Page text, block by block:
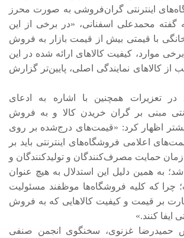
اینترنتی گران‌فروشی به صورت محرز
محمدعلی اسفنانی، «در برخی از این
با قیمتی بیش از قیمت بازار به فروش
موارد، کیفیت کالاهای ارائه شده در این
از کالاهای نمایندگی اصلی، پایین‌تر گزارش
تعزیرات همچنین با اشاره به ادعای
مبنی بر گران خریدن کالا و به فروش
اظهار کرد: «قیمت‌های درج‌شده بر روی
اعلامی فروشگاه‌های اینترنتی باید بر
حمایت مصرف‌کنندگان و تولیدکنندگان و
به همین دلیل این استدلال به هیچ عنوان
چرا که کلیه فروشگاه‌ها موظفند مسئولیت
بر قیمت و کیفیت کالاهایی که به فروش
ایفا کنند.»
حمیدرضا غزنوی، سخنگوی انجمن صنفی